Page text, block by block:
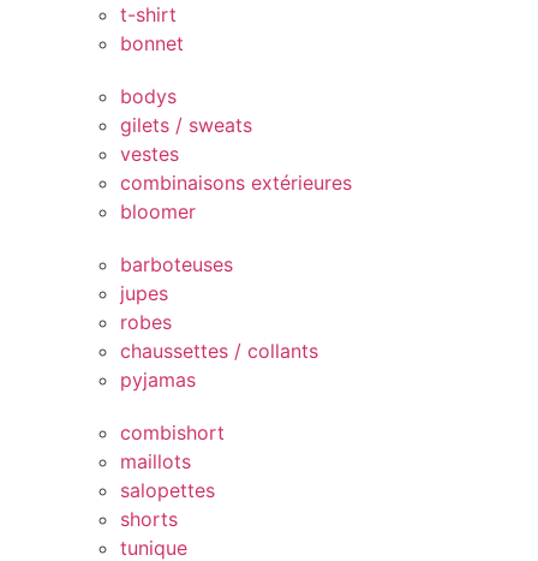
t-shirt
bonnet
bodys
gilets / sweats
vestes
combinaisons extérieures
bloomer
barboteuses
jupes
robes
chaussettes / collants
pyjamas
combishort
maillots
salopettes
shorts
tunique